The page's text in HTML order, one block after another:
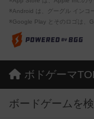
※Android は、グーグル インコ
※Google Play とそのロゴは、
ボドゲーマ
ボードゲームを